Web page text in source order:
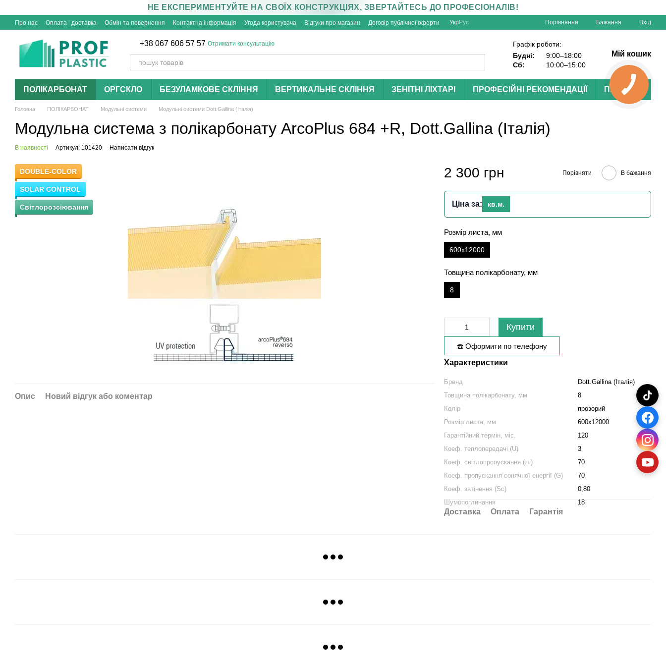
НЕ ЕКСПЕРИМЕНТУЙТЕ НА СВОЇХ КОНСТРУКЦІЯХ, ЗВЕРТАЙТЕСЬ ДО ПРОФЕСІОНАЛІВ!
Про нас Оплата і доставка Обмін та повернення Контактна інформація Угода користувача Відгуки про магазин Договір публічної оферти УкрРус Порівняння Бажання Вхід
+38 067 606 57 57 Отримати консультацію
Графік роботи:
Будні:
9:00–18:00
Сб:
10:00–15:00
Мій кошик
ПОЛІКАРБОНАТ ОРГСКЛО БЕЗУЛАМКОВЕ СКЛІННЯ ВЕРТИКАЛЬНЕ СКЛІННЯ ЗЕНІТНІ ЛІХТАРІ ПРОФЕСІЙНІ РЕКОМЕНДАЦІЇ ПРОЄКТИ
Головна ПОЛІКАРБОНАТ Модульні системи Модульні системи Dott.Gallina (Італія)
Модульна система з полікарбонату АrcoPlus 684 +R, Dott.Gallina (Італія)
В наявності Артикул: 101420 Написати відгук
DOUBLE-COLOR
SOLAR CONTROL
Світлорозсіювання
Опис Новий відгук або коментар
2 300 грн Порівняти В бажання
Ціна за: кв.м.
Розмір листа, мм
600х12000
Товщина полікарбонату, мм
8
Купити
☎️ Оформити по телефону
Характеристики
Бренд
Dott.Gallina (Італія)
Товщина полікарбонату, мм
8
Колір
прозорий
Розмір листа, мм
600х12000
Гарантійний термін, міс.
120
Коеф. теплопередачі (U)
3
Коеф. світлопропускання (𝜏𝑣)
70
Коеф. пропускання сонячної енергії (G)
70
Коеф. затінення (Sc)
0,80
Шумопоглинання
18
Доставка Оплата Гарантія